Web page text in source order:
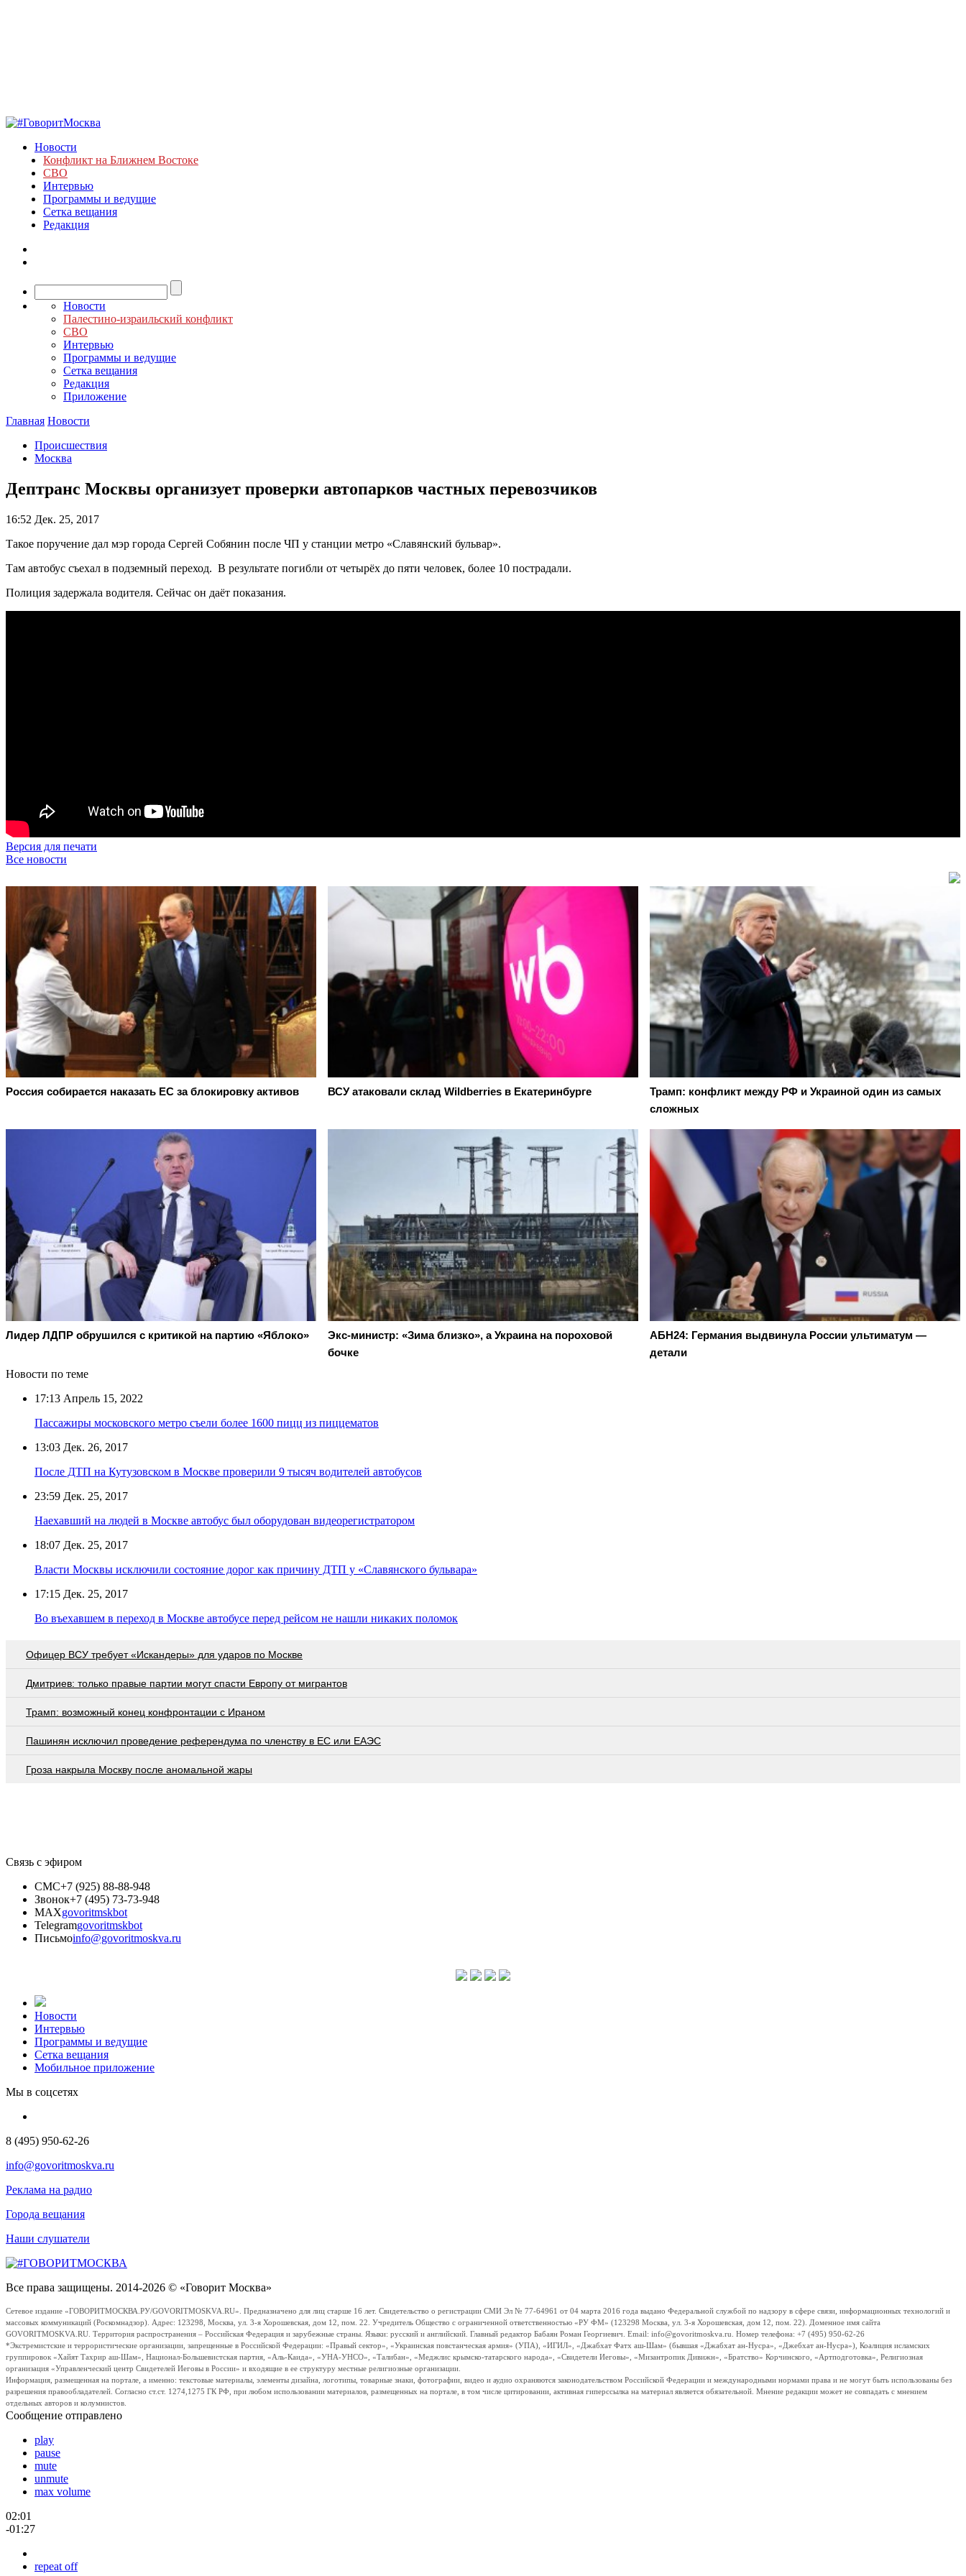
Новости
Конфликт на Ближнем Востоке
СВО
Интервью
Программы и ведущие
Сетка вещания
Редакция
Новости
Палестино-израильский конфликт
СВО
Интервью
Программы и ведущие
Сетка вещания
Редакция
Приложение
Главная Новости
Происшествия
Москва
Дептранс Москвы организует проверки автопарков частных перевозчиков
16:52 Дек. 25, 2017
Такое поручение дал мэр города Сергей Собянин после ЧП у станции метро «Славянский бульвар».
Там автобус съехал в подземный переход. В результате погибли от четырёх до пяти человек, более 10 пострадали.
Полиция задержала водителя. Сейчас он даёт показания.
Версия для печати
Все новости
Россия собирается наказать EC за блокировку активов ВСУ атаковали склад Wildberries в Екатеринбурге
Трамп: конфликт между РФ и Украиной один из самых
сложных
Лидер ЛДПР обрушился с критикой на партию «Яблоко»
Экс-министр: «Зима близко», а Украина на пороховой
бочке
АБН24: Германия выдвинула России ультиматум —
детали
Новости по теме
17:13 Апрель 15, 2022
Пассажиры московского метро съели более 1600 пицц из пиццематов
13:03 Дек. 26, 2017
После ДТП на Кутузовском в Москве проверили 9 тысяч водителей автобусов
23:59 Дек. 25, 2017
Наехавший на людей в Москве автобус был оборудован видеорегистратором
18:07 Дек. 25, 2017
Власти Москвы исключили состояние дорог как причину ДТП у «Славянского бульвара»
17:15 Дек. 25, 2017
Во въехавшем в переход в Москве автобусе перед рейсом не нашли никаких поломок
Офицер ВСУ требует «Искандеры» для ударов по Москве
Дмитриев: только правые партии могут спасти Европу от мигрантов
Трамп: возможный конец конфронтации с Ираном
Пашинян исключил проведение референдума по членству в ЕС или ЕАЭС
Гроза накрыла Москву после аномальной жары
Связь с эфиром
СМС+7 (925) 88-88-948
Звонок+7 (495) 73-73-948
MAXgovoritmskbot
Telegramgovoritmskbot
Письмоinfo@govoritmoskva.ru
Новости
Интервью
Программы и ведущие
Сетка вещания
Мобильное приложение
Мы в соцсетях
8 (495) 950-62-26
info@govoritmoskva.ru
Реклама на радио
Города вещания
Наши слушатели
Все права защищены. 2014-2026 © «Говорит Москва»
Сетевое издание «ГОВОРИТМОСКВА.РУ/GOVORITMOSKVA.RU». Предназначено для лиц старше 16 лет. Свидетельство о регистрации СМИ Эл № 77-64961 от 04 марта 2016 года выдано Федеральной службой по надзору в сфере связи, информационных технологий и
массовых коммуникаций (Роскомнадзор). Адрес: 123298, Москва, ул. 3-я Хорошевская, дом 12, пом. 22. Учредитель Общество с ограниченной ответственностью «РУ ФМ» (123298 Москва, ул. 3-я Хорошевская, дом 12, пом. 22). Доменное имя сайта
GOVORITMOSKVA.RU. Территория распространения – Российская Федерация и зарубежные страны. Языки: русский и английский. Главный редактор Бабаян Роман Георгиевич. Email: info@govoritmoskva.ru. Номер телефона: +7 (495) 950-62-26
*Экстремистские и террористические организации, запрещенные в Российской Федерации: «Правый сектор», «Украинская повстанческая армия» (УПА), «ИГИЛ», «Джабхат Фатх аш-Шам» (бывшая «Джабхат ан-Нусра», «Джебхат ан-Нусра»), Коалиция исламских
группировок «Хайят Тахрир аш-Шам», Национал-Большевистская партия, «Аль-Каида», «УНА-УНСО», «Талибан», «Меджлис крымско-татарского народа», «Свидетели Иеговы», «Мизантропик Дивижн», «Братство» Корчинского, «Артподготовка», Религиозная
организация «Управленческий центр Свидетелей Иеговы в России» и входящие в ее структуру местные религиозные организации.
Информация, размещенная на портале, а именно: текстовые материалы, элементы дизайна, логотипы, товарные знаки, фотографии, видео и аудио охраняются законодательством Российской Федерации и международными нормами права и не могут быть использованы без
разрешения правообладателей. Согласно ст.ст. 1274,1275 ГК РФ, при любом использовании материалов, размещенных на портале, в том числе цитировании, активная гиперссылка на материал является обязательной. Мнение редакции может не совпадать с мнением
отдельных авторов и колумнистов.
Сообщение отправлено
play
pause
mute
unmute
max volume
02:01
-01:27
repeat off